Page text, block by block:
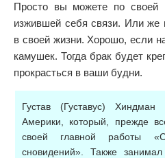
Просто вы можете по своей
изжившей себя связи. Или же
в своей жизни. Хорошо, если
камушек. Тогда брак будет
прокрасться в ваши будни.
Густав (Густавус)
Америки, который, прежде
своей главной работы
сновидений». Также